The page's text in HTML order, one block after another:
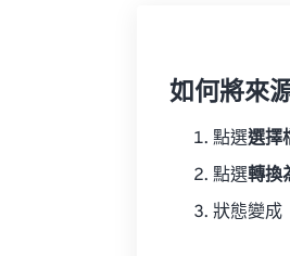
如何將來
點選選擇
點選轉換
狀態變成